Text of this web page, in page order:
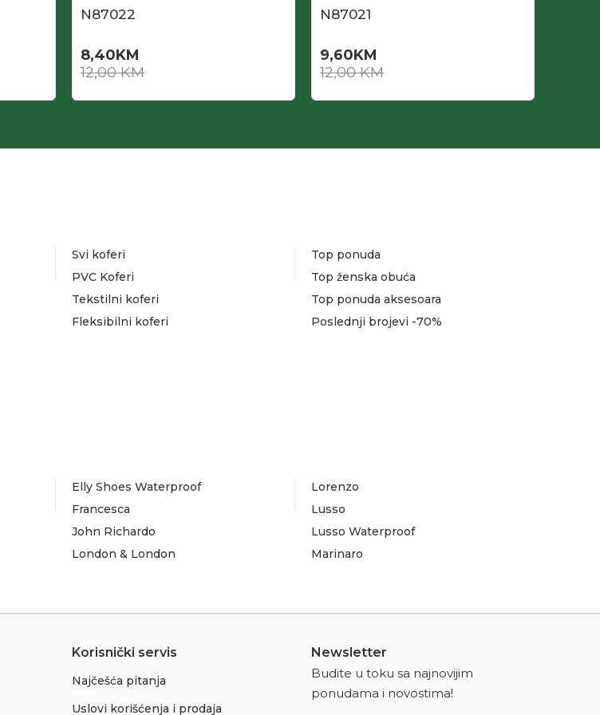
N87022
8,40KM
12,00KM
N87021
9,60KM
12,00KM
Svi koferi
PVC Koferi
Tekstilni koferi
Fleksibilni koferi
Top ponuda
Top ženska obuća
Top ponuda aksesoara
Poslednji brojevi -70%
Elly Shoes Waterproof
Francesca
John Richardo
London & London
Lorenzo
Lusso
Lusso Waterproof
Marinaro
Korisnički servis
Najčešća pitanja
Uslovi korišćenja i prodaja
Newsletter
Budite u toku sa najnovijim
ponudama i novostima!